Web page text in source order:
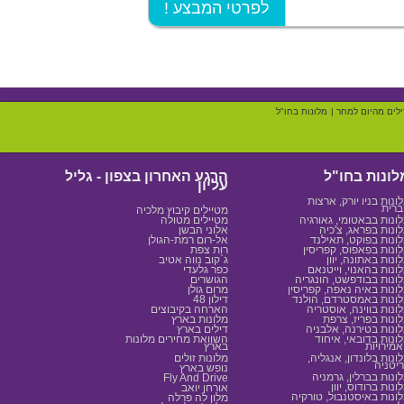
! לפרטי המבצע
מהיום למחר | מלונות בחו"ל
בחו"ל
בניו יורק, ארצות
בבאטומי, גאורגיה
בפראג, צ'כיה
בפוקט, תאילנד
בפאפוס, קפריסין
באתונה, יוון
בהאנוי, וייטנאם
בבודפשט, הונגריה
באיה נאפה, קפריסין
באמסטרדם, הולנד
בווינה, אוסטריה
בפריז, צרפת
בטירנה, אלבניה
בדובאי, איחוד
בלונדון, אנגליה,
בברלין, גרמניה
ברודוס, יוון
באיסטנבול, טורקיה
הרגע האחרון בצפון - גליל
עליון
מטיילים קיבוץ מלכיה
מטיילים מטולה
אלוני הבשן
אל-רום רמת-הגולן
רות צפת
ג`קוב נווה אטיב
כפר גלעדי
הגושרים
מרום גולן
דילון 48
הארחה בקיבוצים
מלונות בארץ
דילים בארץ
השוואת מחירים מלונות
בארץ
מלונות זולים
נופש בארץ
Fly And Drive
אורחן יואב
מלון לה פרלה